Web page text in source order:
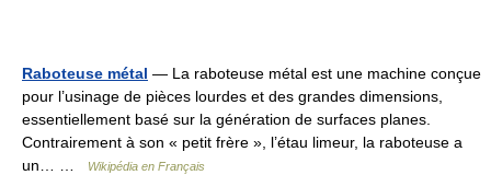
Raboteuse métal — La raboteuse métal est une machine conçue
pour l’usinage de pièces lourdes et des grandes dimensions,
essentiellement basé sur la génération de surfaces planes.
Contrairement à son « petit frère », l’étau limeur, la raboteuse a
un… …
Wikipédia en Français